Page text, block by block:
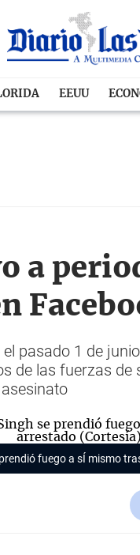
EEUU
a
pasado 1 de
de las fuerzas
fuego a sÍ mismo